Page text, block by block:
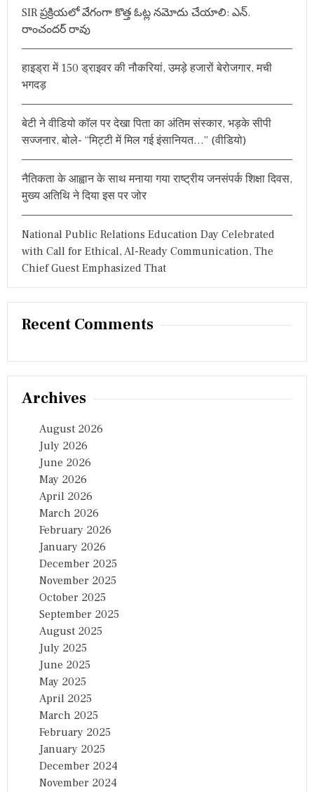
SIR ప్రక్రియలో వేగంగా కొత్త ఓట్ల నమోదు చేయాలి: ఎన్.
రాంచందర్ రావు
हाइड्रा में 150 ड्राइवर की नौकरियां, उमड़े हजारों बेरोजगार, मची
भगदड़
बेटी ने वीडियो कॉल पर देखा पिता का अंतिम संस्कार, भड़के सीपी
सज्जनार, बोले- “मिट्टी में मिल गई इंसानियत…” (वीडियो)
नैतिकता के आह्वान के साथ मनाया गया राष्ट्रीय जनसंपर्क शिक्षा दिवस,
मुख्य अतिथि ने दिया इस पर जोर
National Public Relations Education Day Celebrated
with Call for Ethical, AI-Ready Communication, The
Chief Guest Emphasized That
Recent Comments
Archives
August 2026
July 2026
June 2026
May 2026
April 2026
March 2026
February 2026
January 2026
December 2025
November 2025
October 2025
September 2025
August 2025
July 2025
June 2025
May 2025
April 2025
March 2025
February 2025
January 2025
December 2024
November 2024